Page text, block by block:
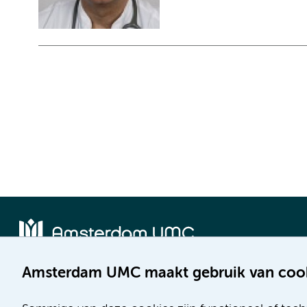
Amsterdam UMC maakt gebruik van